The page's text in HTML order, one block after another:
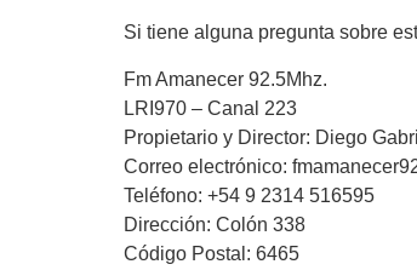
Si tiene alguna pregunta sobre
Fm Amanecer 92.5Mhz.
LRI970 – Canal 223
Propietario y Director: Diego
Correo electrónico:
Teléfono: +54 9 2314 516595
Dirección: Colón 338
Código Postal: 6465